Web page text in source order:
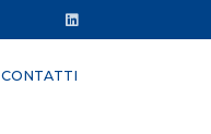
CONTATTI